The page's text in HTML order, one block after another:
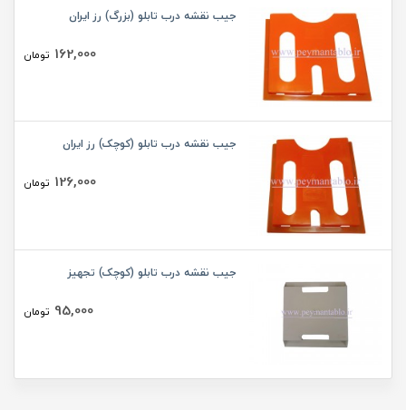
جیب نقشه درب تابلو (بزرگ) رز ایران
162,000 تومان
جیب نقشه درب تابلو (کوچک) رز ایران
126,000 تومان
جیب نقشه درب تابلو (کوچک) تجهیز
95,000 تومان